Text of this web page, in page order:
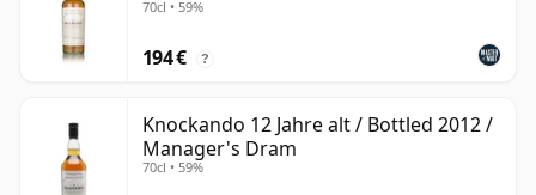
70cl • 59%
194 € ?
Knockando 12 Jahre alt / Bottled 2012 /
Manager's Dram
70cl • 59%